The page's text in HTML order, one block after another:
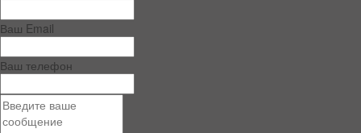
Ваш Email
Ваш телефон